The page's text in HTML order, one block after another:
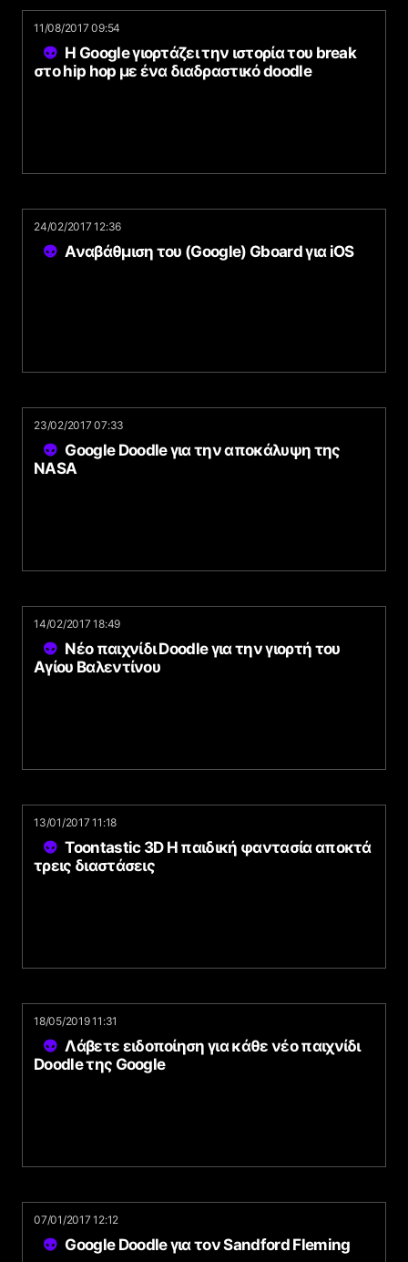
11/08/2017 09:54
Η Google γιορτάζει την ιστορία του break
στο hip hop με ένα διαδραστικό doodle
24/02/2017 12:36
Αναβάθμιση του (Google) Gboard για iOS
23/02/2017 07:33
Google Doodle για την αποκάλυψη της
NASA
14/02/2017 18:49
Νέο παιχνίδι Doodle για την γιορτή του
Αγίου Βαλεντίνου
13/01/2017 11:18
Toontastic 3D Η παιδική φαντασία αποκτά
τρεις διαστάσεις
18/05/2019 11:31
Λάβετε ειδοποίηση για κάθε νέο παιχνίδι
Doodle της Google
07/01/2017 12:12
Google Doodle για τον Sandford Fleming